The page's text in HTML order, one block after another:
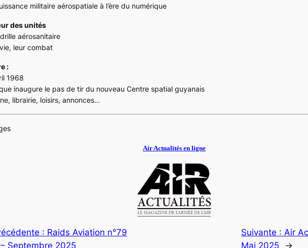
militaire aérospatiale à l’ère du numérique
des unités
aérosanitaire
leur combat
:
1968
inaugure le pas de tir du nouveau Centre spatial guyanais
librairie, loisirs, annonces…
Air Actualités en ligne
: Raids Aviation n°79
Septembre 2025
Suivante : Air
Mai 2025
→